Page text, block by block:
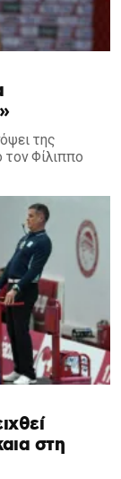
της
τον Φίλιππο
στη